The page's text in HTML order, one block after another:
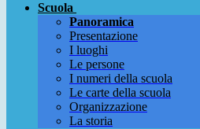
Scuola
Panoramica
Presentazione
I luoghi
Le persone
I numeri della scuola
Le carte della scuola
Organizzazione
La storia